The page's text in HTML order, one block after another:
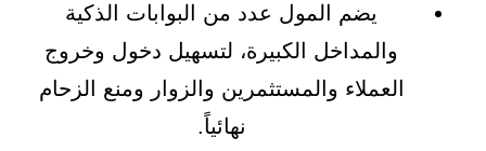
يضم المول عدد من البوابات الذكية
والمداخل الكبيرة، لتسهيل دخول وخروج
العملاء والمستثمرين والزوار ومنع الزحام
نهائياً.